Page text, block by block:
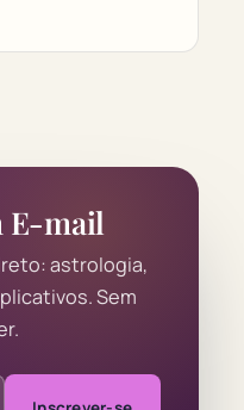
E-mail
astrologia,
Sem